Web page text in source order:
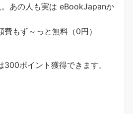
あの人も実は eBookJapanか
もず～っと無料（0円）
ポイント獲得できます。